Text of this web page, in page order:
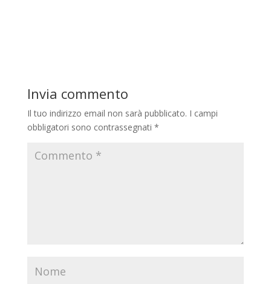
Invia commento
Il tuo indirizzo email non sarà pubblicato. I campi
obbligatori sono contrassegnati *